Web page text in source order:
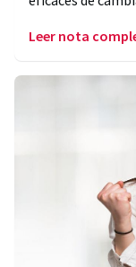
Leer nota